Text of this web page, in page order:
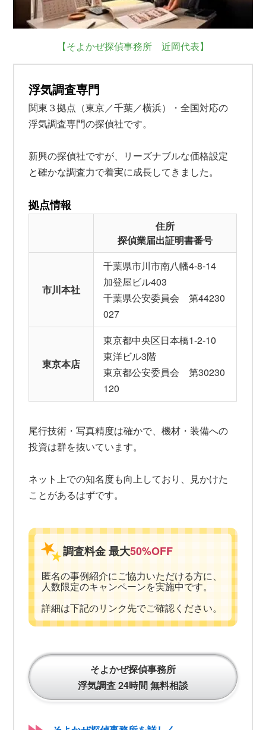
【そよかぜ探偵事務所 近岡代表】
浮気調査専門
関東３拠点（東京／千葉／横浜）・全国対応の
浮気調査専門の探偵社です。
新興の探偵社ですが、リーズナブルな価格設定
と確かな調査力で着実に成長してきました。
拠点情報
住所
探偵業届出証明書番号
市川本社
千葉県市川市南八幡4-8-14
加登屋ビル403
千葉県公安委員会 第44230
027
東京本店
東京都中央区日本橋1-2-10
東洋ビル3階
東京都公安委員会 第30230
120
尾行技術・写真精度は確かで、機材・装備への
投資は群を抜いています。
ネット上での知名度も向上しており、見かけた
ことがあるはずです。
調査料金 最大50%OFF
匿名の事例紹介にご協力いただける方に、
人数限定のキャンペーンを実施中です。
詳細は下記のリンク先でご確認ください。
そよかぜ探偵事務所
浮気調査 24時間 無料相談